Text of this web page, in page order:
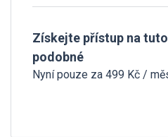
Získejte přístup na
podobné
Nyní pouze za 499 Kč /